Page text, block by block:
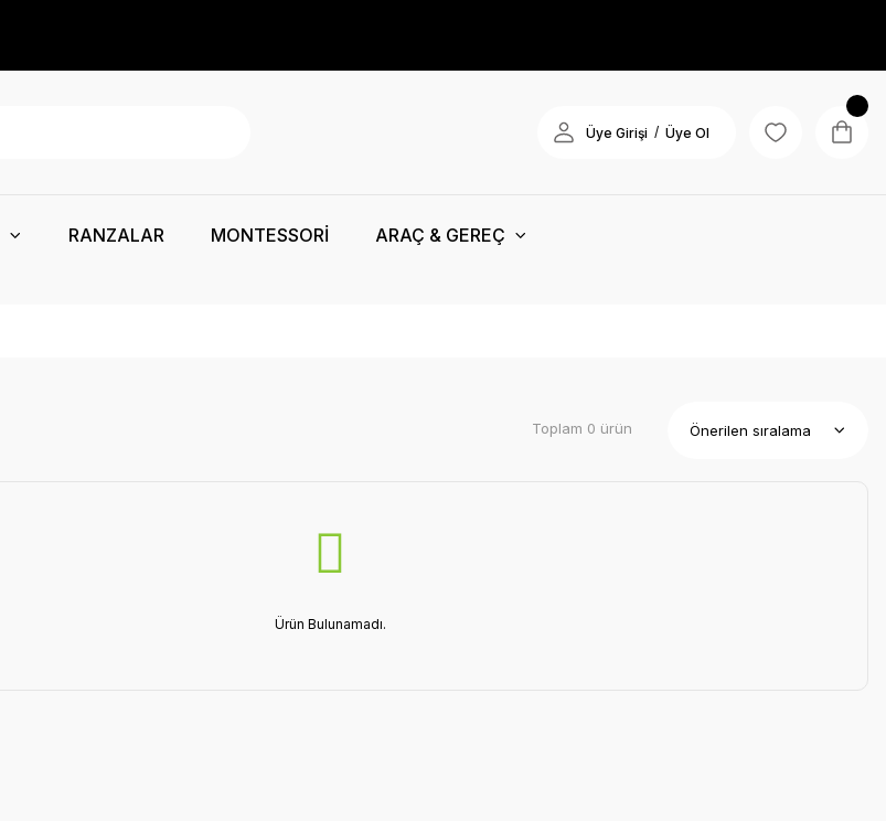
Üye Girişi / Üye Ol
RANZALAR MONTESSORİ ARAÇ & GEREÇ
Toplam 0 ürün
Ürün Bulunamadı.